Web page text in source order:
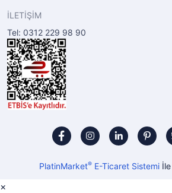
İLETİŞİM
Tel: 0312 229 98 90
PlatinMarket®E-Ticaret Sistemiİle
×